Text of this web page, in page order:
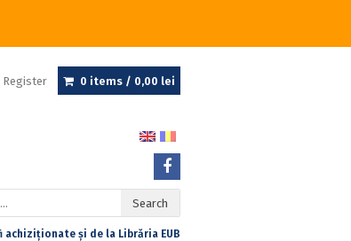
0 items / 0,00 lei
Search
achiziționate și de la Librăria EUB